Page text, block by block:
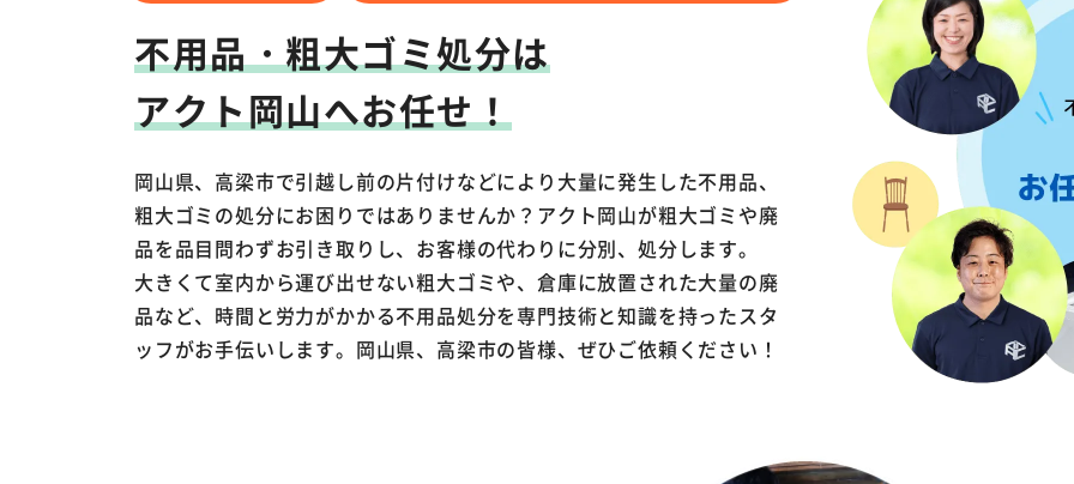
不用品・粗大ゴミ処分は
アクト岡山へお任せ！
岡山県、高梁市で引越し前の片付けなどにより大量に発生した不用品、
粗大ゴミの処分にお困りではありませんか？アクト岡山が粗大ゴミや廃
品を品目問わずお引き取りし、お客様の代わりに分別、処分します。
大きくて室内から運び出せない粗大ゴミや、倉庫に放置された大量の廃
品など、時間と労力がかかる不用品処分を専門技術と知識を持ったスタ
ッフがお手伝いします。岡山県、高梁市の皆様、ぜひご依頼ください！